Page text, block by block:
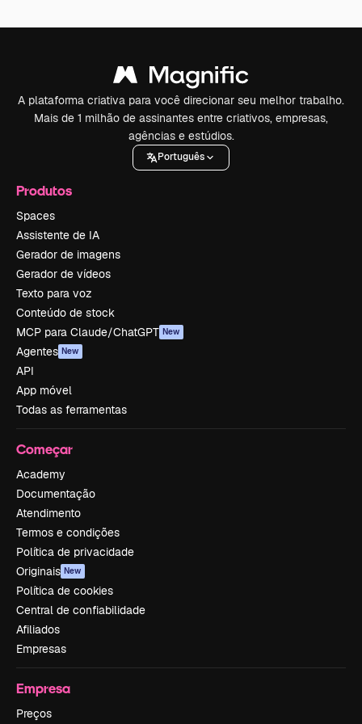
A plataforma criativa para você direcionar seu melhor trabalho.
Mais de 1 milhão de assinantes entre criativos, empresas,
agências e estúdios.
Português
Produtos
Spaces
Assistente de IA
Gerador de imagens
Gerador de vídeos
Texto para voz
Conteúdo de stock
MCP para Claude/ChatGPT New
Agentes New
API
App móvel
Todas as ferramentas
Começar
Academy
Documentação
Atendimento
Termos e condições
Política de privacidade
Originais New
Política de cookies
Central de confiabilidade
Afiliados
Empresas
Empresa
Preços